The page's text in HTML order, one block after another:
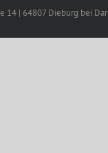
14 | 64807 Dieburg bei